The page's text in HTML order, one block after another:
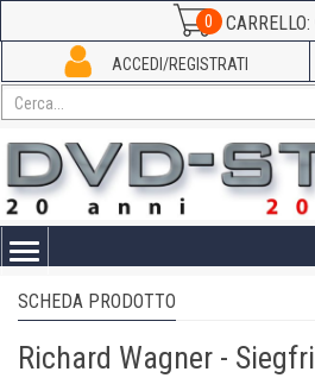
0 CARRELLO:
ACCEDI/REGISTRATI
Toggle
SCHEDA PRODOTTO
Richard Wagner -